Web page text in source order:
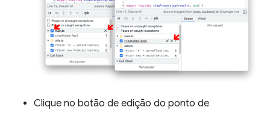
Clique no botão de edição do ponto de